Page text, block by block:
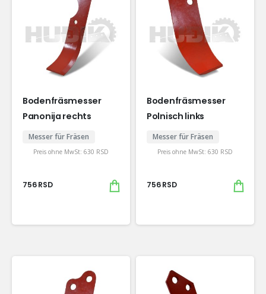
Bodenfräsmesser
Panonija rechts
Messer für Fräsen
Preis ohne MwSt: 630 RSD
756RSD
Bodenfräsmesser
Polnisch links
Messer für Fräsen
Preis ohne MwSt: 630 RSD
756RSD